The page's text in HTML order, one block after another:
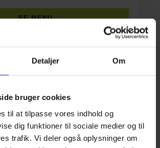
Detaljer Om
bruger cookies
til at tilpasse vores indhold og
dig funktioner til sociale medier og til
trafik. Vi deler også oplysninger om
SE MENU